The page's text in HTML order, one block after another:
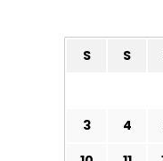
S S
3
4